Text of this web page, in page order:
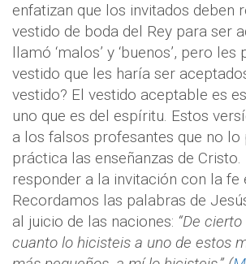
enfatizan que los invitados deben
vestido de boda del Rey para ser
llamó ‘malos’ y ‘buenos’, pero les
vestido que les haría ser
vestido? El vestido aceptable es
uno que es del espíritu. Estos
a los falsos profesantes que no lo
práctica las enseñanzas de Cristo.
responder a la invitación con la fe
Recordamos las palabras de
al juicio de las naciones: “De
cuanto lo hicisteis a uno de estos